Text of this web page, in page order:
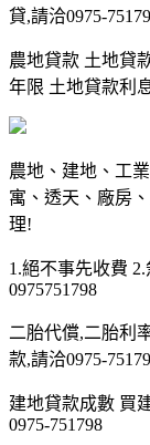
貸,請洽0975-
農地貸款 土地貸
年限 土地貸款利
農地、建地、工
寓、透天、廠房
理!
1.絕不事先收費
0975751798
二胎代償,二胎利
款,請洽0975-
建地貸款成數 買
0975-751798